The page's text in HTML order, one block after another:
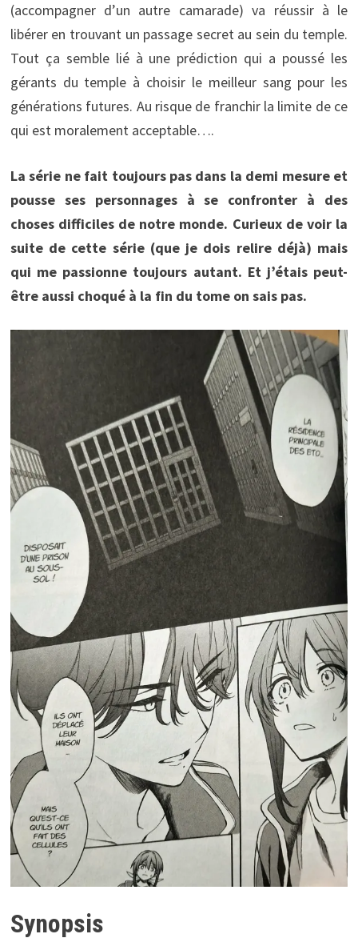
(accompagner d’un autre camarade) va réussir à le
libérer en trouvant un passage secret au sein du temple.
Tout ça semble lié à une prédiction qui a poussé les
gérants du temple à choisir le meilleur sang pour les
générations futures. Au risque de franchir la limite de ce
qui est moralement acceptable….
La série ne fait toujours pas dans la demi mesure et
pousse ses personnages à se confronter à des
choses difficiles de notre monde. Curieux de voir la
suite de cette série (que je dois relire déjà) mais
qui me passionne toujours autant. Et j’étais peut-
être aussi choqué à la fin du tome on sais pas.
Synopsis